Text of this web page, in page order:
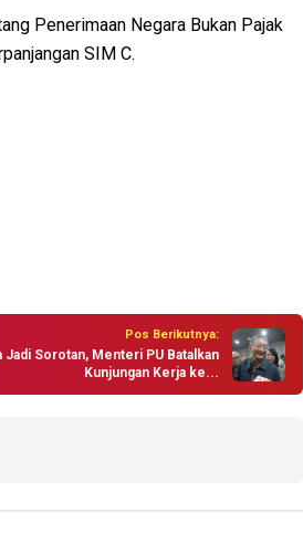
Penerimaan Negara Bukan Pajak
SIM C.
Pos Berikutnya:
Jadi Sorotan, Menteri PU Batalkan
Kunjungan Kerja ke...